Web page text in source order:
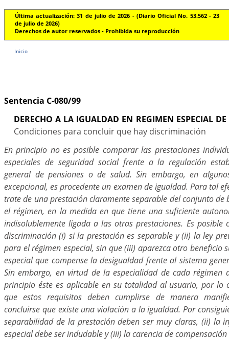
Última actualización: 31 de julio de 2026 - (Diario Oficial No. 53.562 - 23
de julio de 2026)
Derechos de autor reservados - Prohibida su reproducción
Inicio
Sentencia C-080/99
DERECHO A LA IGUALDAD EN REGIMEN ESPECIAL
Condiciones para concluir que hay discriminación
En principio no es posible comparar las prestaciones
especiales de seguridad social frente a la regulación
general de pensiones o de salud. Sin embargo, en
excepcional, es procedente un examen de igualdad. Para tal
trate de una prestación claramente separable del conjunto de
el régimen, en la medida en que tiene una suficiente
indisolublemente ligada a las otras prestaciones. Es posible
discriminación (i) si la prestación es separable y (ii) la ley
para el régimen especial, sin que (iii) aparezca otro beneficio
especial que compense la desigualdad frente al sistema
Sin embargo, en virtud de la especialidad de cada régimen
principio éste es aplicable en su totalidad al usuario, por lo
que estos requisitos deben cumplirse de manera
concluirse que existe una violación a la igualdad. Por
separabilidad de la prestación deben ser muy claras, (ii) la
especial debe ser indudable y (iii) la carencia de